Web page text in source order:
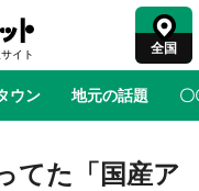
全国
ウン 地元の話題 〇
りがとう 物語がはじ
てた「国産ア